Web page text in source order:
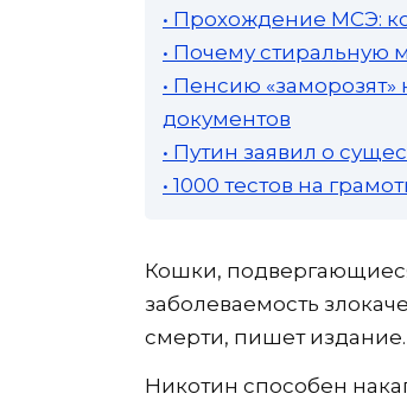
• Прохождение МСЭ:
• Почему стиральную
• Пенсию
документов
• Путин заявил о
• 1000 тестов на
Кошки,
заболеваемость
смерти, пишет издание.
Никотин способен